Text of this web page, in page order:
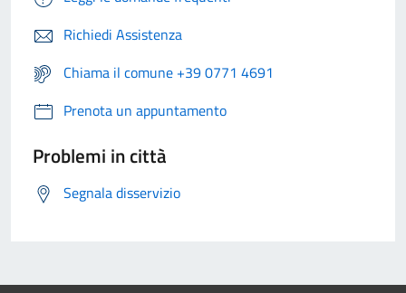
Richiedi Assistenza
Chiama il comune +39 0771 4691
Prenota un appuntamento
Problemi in città
Segnala disservizio